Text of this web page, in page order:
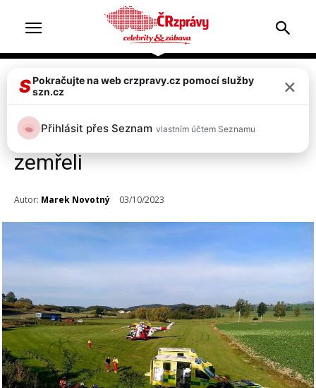
Doprava & nehody
Tragédie u Bělčic: Vlak srazil
čtyři drážní zaměstnance, dva
zemřeli
Autor: Marek Novotný 03/10/2023
SPokračujte na web crzpravy.cz pomocí služby
szn.cz
×
Přihlásit přes Seznam vlastním účtem Seznamu